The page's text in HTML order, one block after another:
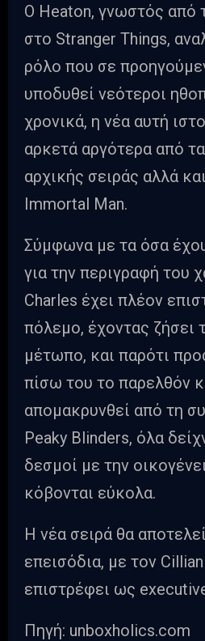
Ο Heaton, γνωστός από
στο Stranger Things,
ρόλο που σε
υποδυθεί νεότεροι
χρονικά, η νέα αυτή
αρκετά αργότερα από
αρχικής σειράς αλλά
Immortal Man.
Σύμφωνα με τα όσα
για την περιγραφή του
Charles έχει πλέον
πόλεμο, έχοντας ζήσει
μέτωπο, και παρότι
πίσω του το παρελθόν
απομακρυνθεί από τη
Peaky Blinders, όλα
δεσμοί με την
κόβονται εύκολα.
Η νέα σειρά θα
επεισόδια, με τον
επιστρέφει ως
Πηγή: unboxholics.com